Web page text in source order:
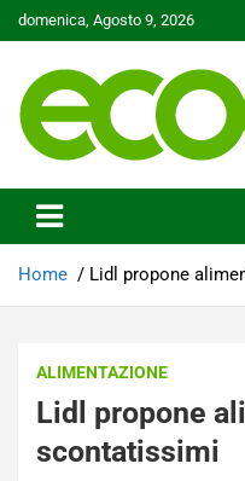
Skip
to
domenica, Agosto 9, 2026
Ecoo.it
Home Lidl propone
ALIMENTAZIONE
Lidl propone
scontatissimi